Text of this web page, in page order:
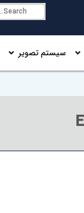
سیستم تصویر